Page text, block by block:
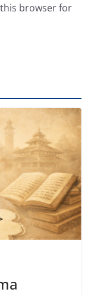
browser for